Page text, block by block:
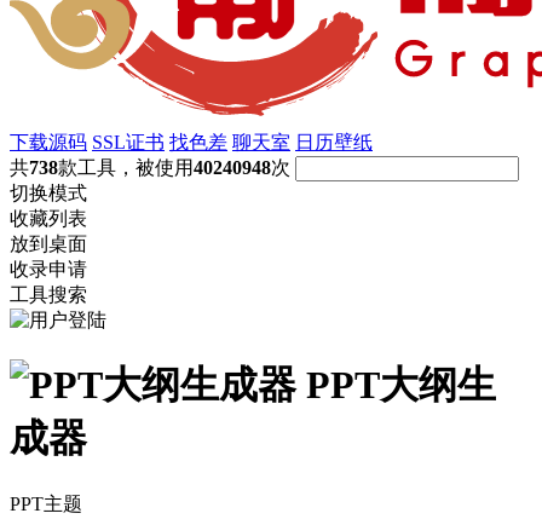
下载源码 SSL证书 找色差 聊天室 日历壁纸
共738款工具，被使用40240948次
切换模式
收藏列表
放到桌面
收录申请
工具搜索
PPT大纲生
成器
PPT主题